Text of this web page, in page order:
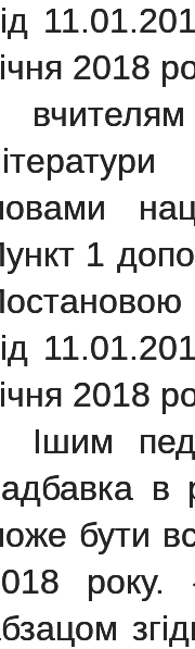
2018
1
2018
Ішим
в
бути
року.